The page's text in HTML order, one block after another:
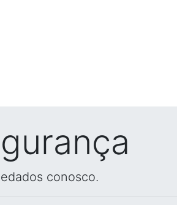
conosco.